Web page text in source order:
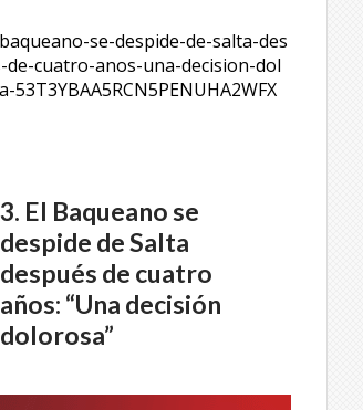
El Baqueano se
despide de Salta
después de cuatro
años: “Una decisión
dolorosa”